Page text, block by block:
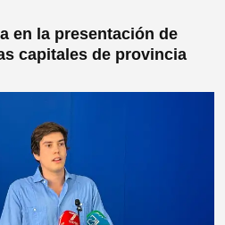
en la presentación de
capitales de provincia